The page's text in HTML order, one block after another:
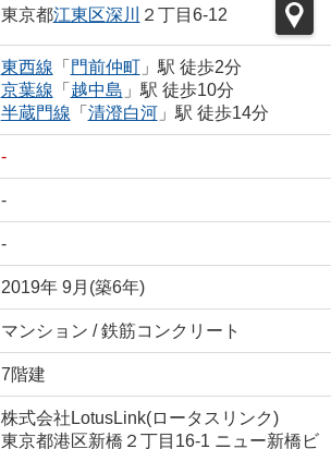
東京都江東区深川 ２丁目6-12
東西線 「 門前仲町」駅 徒歩2分
京葉線 「 越中島 」駅 徒歩10分
半蔵門線 「 清澄白河」駅 徒歩14分
-
-
-
2019年 9月(築6年)
マンション / 鉄筋コンクリート
7階建
株式会社LotusLink(ロータスリンク)
東京都港区新橋２丁目16-1 ニュー新橋ビ